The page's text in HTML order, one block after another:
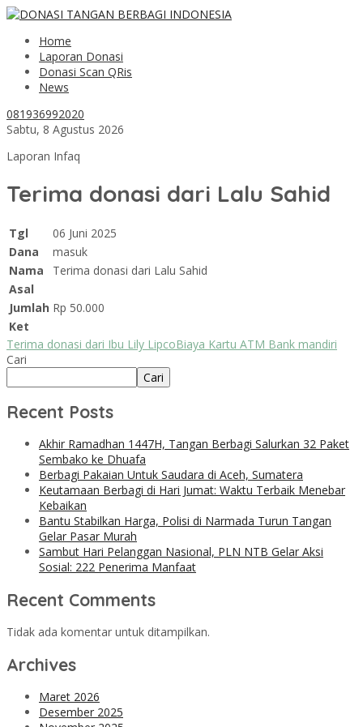
Home
Laporan Donasi
Donasi Scan QRis
News
081936992020
Sabtu, 8 Agustus 2026
Laporan Infaq
Terima donasi dari Lalu Sahid
Tgl
06 Juni 2025
Dana
masuk
Nama
Terima donasi dari Lalu Sahid
Asal
Jumlah Rp 50.000
Ket
Terima donasi dari Ibu Lily LipcoBiaya Kartu ATM Bank mandiri
Cari
Cari
Recent Posts
Akhir Ramadhan 1447H, Tangan Berbagi Salurkan 32 Paket
Sembako ke Dhuafa
Berbagi Pakaian Untuk Saudara di Aceh, Sumatera
Keutamaan Berbagi di Hari Jumat: Waktu Terbaik Menebar
Kebaikan
Bantu Stabilkan Harga, Polisi di Narmada Turun Tangan
Gelar Pasar Murah
Sambut Hari Pelanggan Nasional, PLN NTB Gelar Aksi
Sosial: 222 Penerima Manfaat
Recent Comments
Tidak ada komentar untuk ditampilkan.
Archives
Maret 2026
Desember 2025